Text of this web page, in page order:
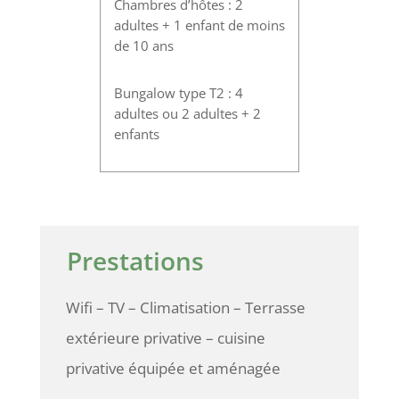
Chambres d’hôtes : 2
adultes + 1 enfant de moins
de 10 ans
Bungalow type T2 : 4
adultes ou 2 adultes + 2
enfants
Prestations
Wifi – TV – Climatisation – Terrasse
extérieure privative – cuisine
privative équipée et aménagée